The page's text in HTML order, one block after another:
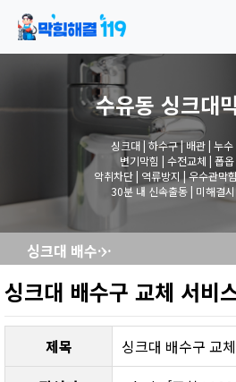
수유동 싱크대
싱크대 | 하수구 | 배관 | 누수
변기막힘 | 수전교체 | 폽
악취차단 | 역류방지 | 우수관막
30분 내 신속출동 | 미해결
싱크대 배수구 교체 서비스 안내
싱크대 배수구 교체 서비
제목
싱크대 배수구 교